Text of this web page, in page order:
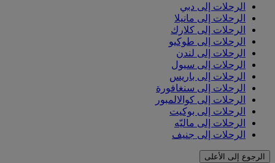
الرحلات إلى دبي
الرحلات إلى مانيلا
الرحلات إلى كلارك
الرحلات إلى طوكيو
الرحلات إلى لندن
الرحلات إلى سيول
الرحلات إلى باريس
الرحلات إلى سنغافورة
الرحلات إلى كوالالمبور
الرحلات إلى بوكيت
الرحلات إلى ماليّه
الرحلات إلى جنيف
الرجوع إلى الأعلى